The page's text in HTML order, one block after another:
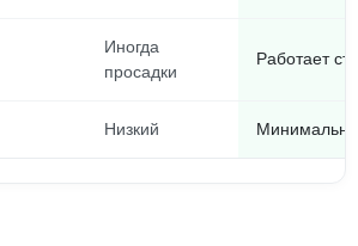
Иногда
просадки
Работает
Низкий